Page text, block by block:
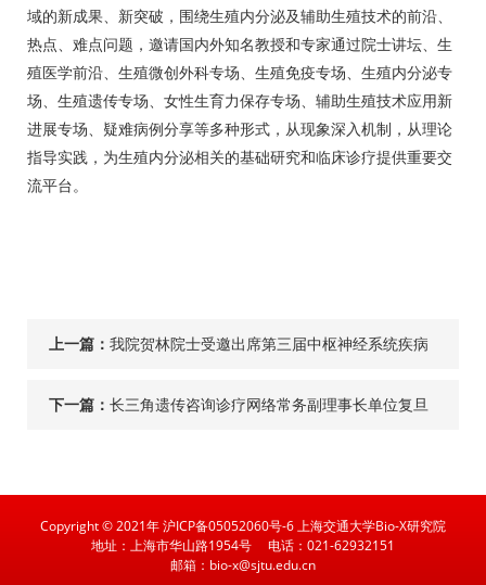
域的新成果、新突破，围绕生殖内分泌及辅助生殖技术的前沿、
热点、难点问题，邀请国内外知名教授和专家通过院士讲坛、生
殖医学前沿、生殖微创外科专场、生殖免疫专场、生殖内分泌专
场、生殖遗传专场、女性生育力保存专场、辅助生殖技术应用新
进展专场、疑难病例分享等多种形式，从现象深入机制，从理论
指导实践，为生殖内分泌相关的基础研究和临床诊疗提供重要交
流平台。
上一篇： 我院贺林院士受邀出席第三届中枢神经系统疾病
脑脊液诊断新技术培训班
下一篇： 长三角遗传咨询诊疗网络常务副理事长单位复旦
Copyright © 2021年 沪ICP备05052060号-6 上海交通大学Bio-X研究院
地址：上海市华山路1954号
电话：021-62932151
邮箱：bio-x@sjtu.edu.cn